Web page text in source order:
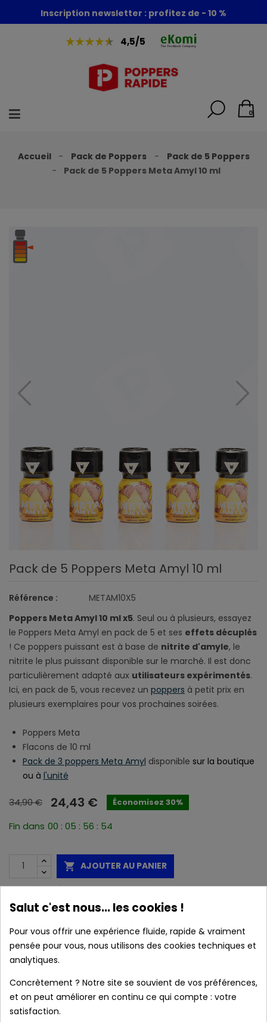
Foire aux poppers : - 30% + 1 poppers offert
Inscription newsletter : profitez de - 10 %
4,5/5
0
Accueil Pack de Poppers
Pack de 5 Poppers
Pack de 5 Poppers Meta Amyl 10 ml
Pack de 5 Poppers Meta Amyl 10 ml
Référence :
METAM10X5
Poppers Meta Amyl 10 ml x5. Seul ou à plusieurs, essayez
le Poppers Meta Amyl en pack de 5 et ses effets décuplés
! Ce poppers puissant est à base de nitrite d'amyle, le
nitrite le plus puissant disponible sur le marché. Il est donc
particulièrement adapté aux utilisateurs expérimentés.
Ici, en pack de 5, vous recevez un poppers à petit prix en
plusieurs exemplaires pour vos prochaines soirées.
Poppers Meta
Flacons de 10 ml
Pack de 3 poppers Meta Amyl disponible sur la boutique
ou à l'unité
34,90 € 24,43 € Économisez 30%
Fin dans 00 : 05 : 56 : 54
 AJOUTER AU PANIER
Disponible
Marque :Meta Poppers
Caractéristiques :
Salut c'est nous... les cookies !
Pour vous offrir une expérience fluide, rapide & vraiment
pensée pour vous, nous utilisons des cookies techniques et
analytiques.
Concrètement ? Notre site se souvient de vos préférences,
et on peut améliorer en continu ce qui compte : votre
satisfaction.